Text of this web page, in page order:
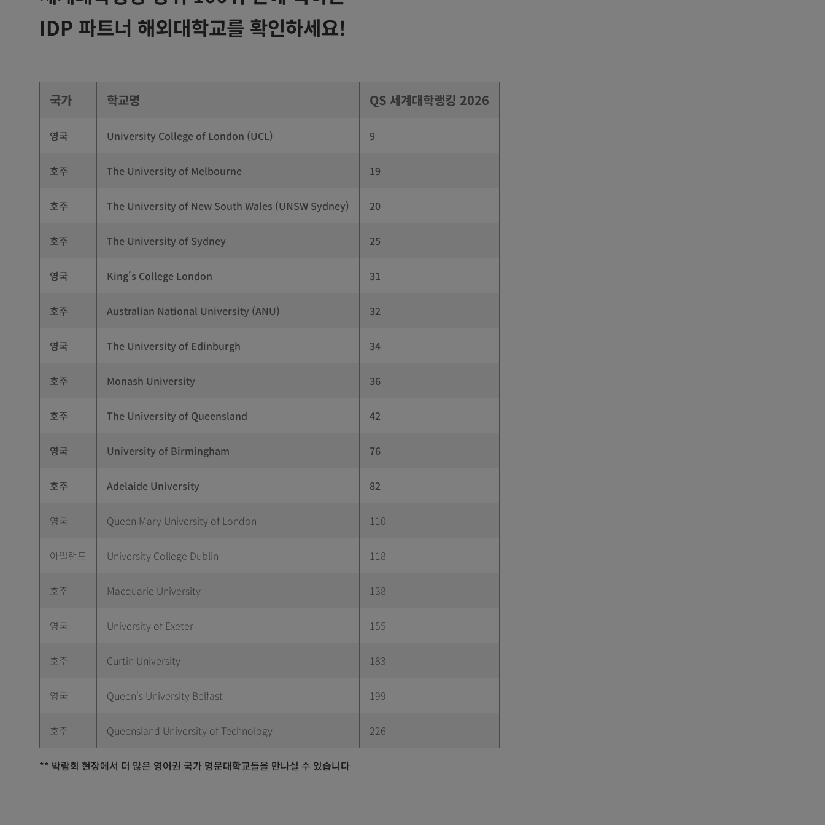
IDP 파트너 해외대학교를 확인하세요!
국가 학교명 QS 세계대학랭킹 2026
영국 University College of London (UCL) 9
호주 The University of Melbourne 19
호주 The University of New South Wales (UNSW Sydney) 20
호주 The University of Sydney 25
영국 King's College London 31
호주 Australian National University (ANU) 32
영국 The University of Edinburgh 34
호주 Monash University 36
호주 The University of Queensland 42
영국 University of Birmingham 76
호주 Adelaide University 82
영국 Queen Mary University of London 110
아일랜드 University College Dublin 118
호주 Macquarie University 138
영국 University of Exeter 155
호주 Curtin University 183
영국 Queen's University Belfast 199
호주 Queensland University of Technology 226
** 박람회 현장에서 더 많은 영어권 국가 명문대학교들을 만나실 수 있습니다